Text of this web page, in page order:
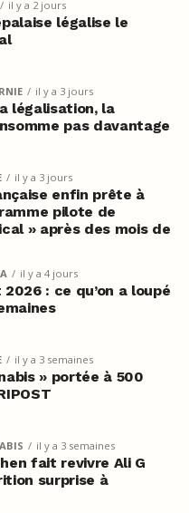
il y a 2 jours
légalise le
il y a 3 jours
légalisation, la
pas davantage
il y a 3 jours
enfin prête à
pilote de
» après des mois de
il y a 4 jours
: ce qu’on a loupé
il y a 3 semaines
» portée à 500
il y a 3 semaines
fait revivre Ali G
surprise à